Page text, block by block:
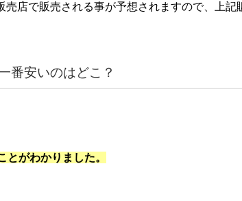
店で販売される事が予想されますので、上
番安いのはどこ？
がわかりました。